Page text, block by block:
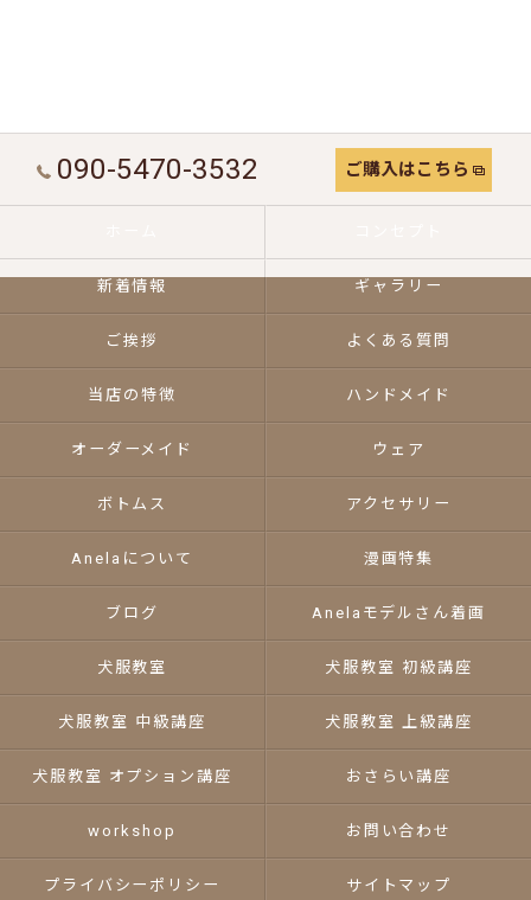
090-5470-3532 ご購入はこちら
新着情報 ギャラリー
ご挨拶 よくある質問
当店の特徴 ハンドメイド
オーダーメイド ウェア
ボトムス アクセサリー
Anelaについて 漫画特集
ブログ Anelaモデルさん着画
犬服教室 犬服教室 初級講座
犬服教室 中級講座 犬服教室 上級講座
犬服教室 オプション講座 おさらい講座
workshop お問い合わせ
プライバシーポリシー サイトマップ